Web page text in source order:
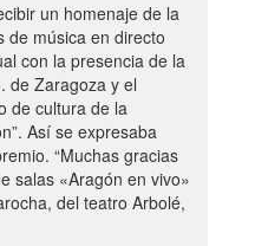
un homenaje de la
de música en directo
con la presencia de la
de Zaragoza y el
de cultura de la
Así se expresaba
“Muchas gracias
salas «Aragón en vivo»
del teatro Arbolé,